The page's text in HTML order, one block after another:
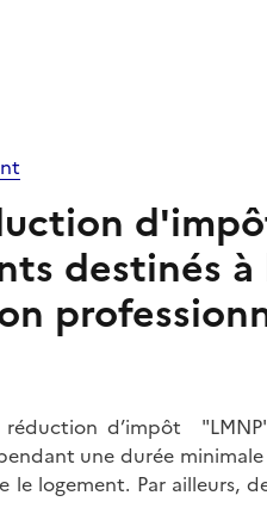
destinés
d’impôt
une durée
le logement. Par ailleurs,